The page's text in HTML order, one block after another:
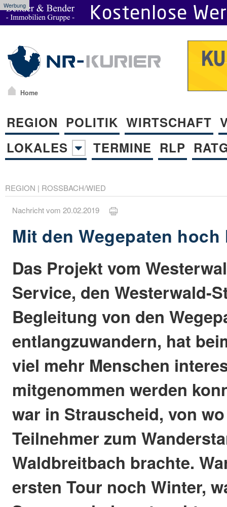
Werbung
Home
REGION POLITIK WIRTSCHAFT
LOKALES
TERMINE RLP
REGION | ROSSBACH/WIED
Nachricht vom 20.02.2019
Mit den Wegepaten
Das Projekt vom
Service, den Westerwald-
Begleitung von den
entlangzuwandern, hat
viel mehr Menschen
mitgenommen werden
war in Strauscheid, von
Teilnehmer zum
Waldbreitbach brachte.
ersten Tour noch Winter,